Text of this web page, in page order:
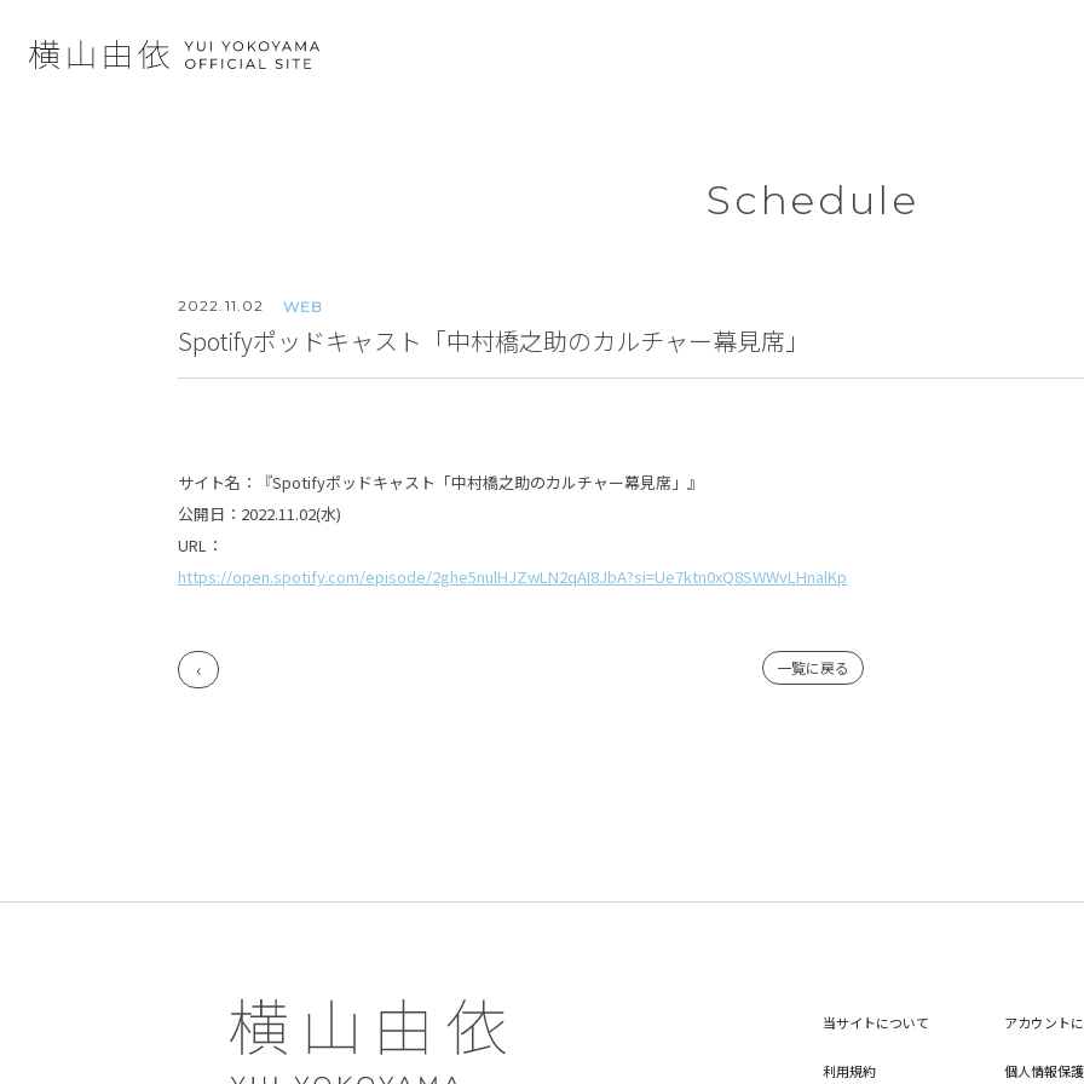
Schedule
2022. 11.02 WEB
Spotifyポッドキャスト「中村橋之助のカルチャー幕見席」
サイト名：『Spotifyポッドキャスト「中村橋之助のカルチャー幕見席」』
公開日：2022.11.02(水)
URL：
https://open.spotify.com/episode/2ghe5nulHJZwLN2qAI8JbA?si=Ue7ktn0xQ8SWWvLHnalKp
一覧に戻る
当サイトについて アカウント
利用規約 個人情報保